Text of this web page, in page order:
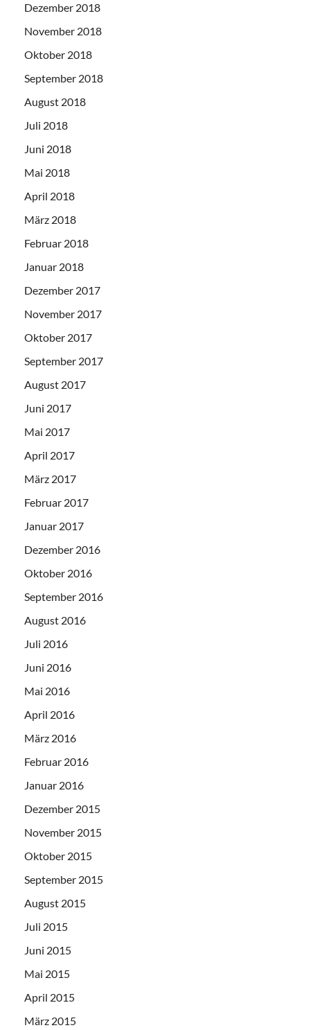
Dezember 2018
November 2018
Oktober 2018
September 2018
August 2018
Juli 2018
Juni 2018
Mai 2018
April 2018
März 2018
Februar 2018
Januar 2018
Dezember 2017
November 2017
Oktober 2017
September 2017
August 2017
Juni 2017
Mai 2017
April 2017
März 2017
Februar 2017
Januar 2017
Dezember 2016
Oktober 2016
September 2016
August 2016
Juli 2016
Juni 2016
Mai 2016
April 2016
März 2016
Februar 2016
Januar 2016
Dezember 2015
November 2015
Oktober 2015
September 2015
August 2015
Juli 2015
Juni 2015
Mai 2015
April 2015
März 2015